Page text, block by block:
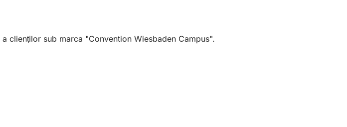
clienților sub marca "Convention Wiesbaden Campus".